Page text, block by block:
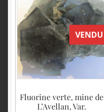
VENDU
Fluorine verte, mine de
L’Avellan, Var.